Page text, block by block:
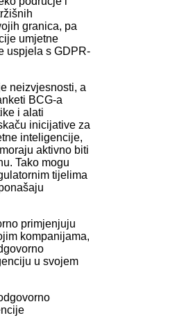
granica, pa
umjetne
uspjela s GDPR-
neizvjesnosti, a
BCG-a
i alati
inicijative za
inteligencije,
aktivno biti
Tako mogu
tijelima
primjenjuju
kompanijama,
u svojem